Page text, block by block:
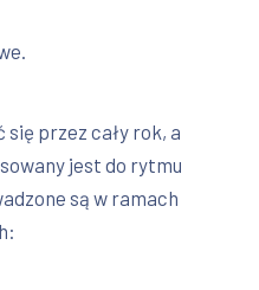
się przez cały rok, a
jest do rytmu
są w ramach